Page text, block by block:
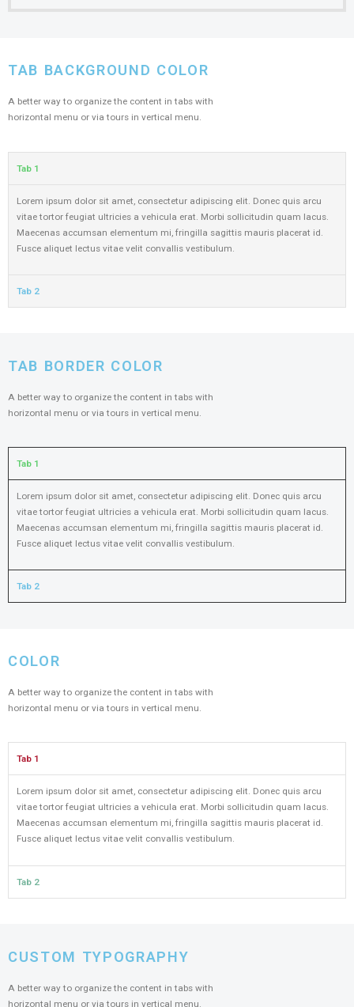
TAB BACKGROUND COLOR
A better way to organize the content in tabs with
horizontal menu or via tours in vertical menu.
Tab 1
Lorem ipsum dolor sit amet, consectetur adipiscing elit. Donec quis arcu
vitae tortor feugiat ultricies a vehicula erat. Morbi sollicitudin quam lacus.
Maecenas accumsan elementum mi, fringilla sagittis mauris placerat id.
Fusce aliquet lectus vitae velit convallis vestibulum.
Tab 2
TAB BORDER COLOR
A better way to organize the content in tabs with
horizontal menu or via tours in vertical menu.
Tab 1
Lorem ipsum dolor sit amet, consectetur adipiscing elit. Donec quis arcu
vitae tortor feugiat ultricies a vehicula erat. Morbi sollicitudin quam lacus.
Maecenas accumsan elementum mi, fringilla sagittis mauris placerat id.
Fusce aliquet lectus vitae velit convallis vestibulum.
Tab 2
COLOR​
A better way to organize the content in tabs with
horizontal menu or via tours in vertical menu.
Tab 1
Lorem ipsum dolor sit amet, consectetur adipiscing elit. Donec quis arcu
vitae tortor feugiat ultricies a vehicula erat. Morbi sollicitudin quam lacus.
Maecenas accumsan elementum mi, fringilla sagittis mauris placerat id.
Fusce aliquet lectus vitae velit convallis vestibulum.
Tab 2
CUSTOM TYPOGRAPHY
A better way to organize the content in tabs with
horizontal menu or via tours in vertical menu.